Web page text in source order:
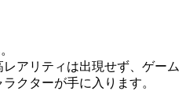
アリティは出現せず、ゲーム
クターが手に入ります。